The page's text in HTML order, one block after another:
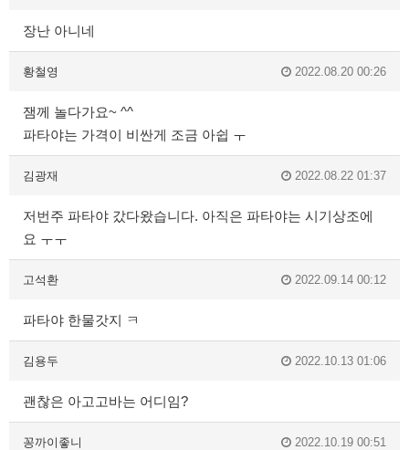
장난 아니네
황철영 2022.08.20 00:26
잼께 놀다가요~ ^^
파타야는 가격이 비싼게 조금 아쉽 ㅜ
김광재 2022.08.22 01:37
저번주 파타야 갔다왔습니다. 아직은 파타야는 시기상조에
요 ㅜㅜ
고석환 2022.09.14 00:12
파타야 한물갓지 ㅋ
김용두 2022.10.13 01:06
괜찮은 아고고바는 어디임?
꽁까이좋니 2022.10.19 00:51